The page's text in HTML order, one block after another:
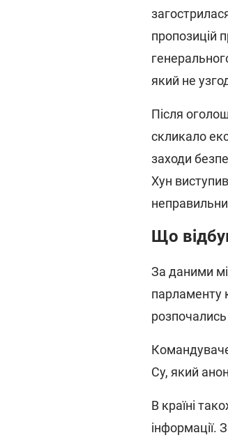
пропозицій
який не
Після
скликало
заходи
Хун
Що
За даними
парламенту
Су, який
В країні
інформації.